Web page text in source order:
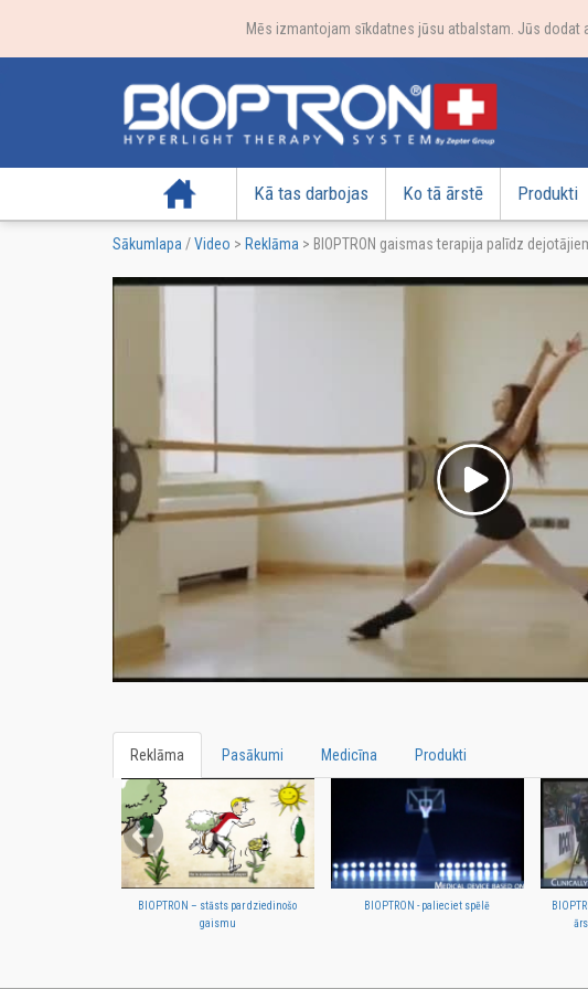
Mēs izmantojam sīkdatnes jūsu atbalstam. Jūs
Sākumlapa Kā tas darbojas Ko tā ārstē Produkti
Sākumlapa /Video > Reklāma > BIOPTRON gaismas terapija palīdz
Reklāma Pasākumi Medicīna Produkti
BIOPTRON – stāsts par dziedinošo
gaismu
BIOPTRON - palieciet spēlē